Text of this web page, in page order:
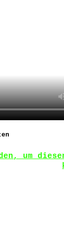
um